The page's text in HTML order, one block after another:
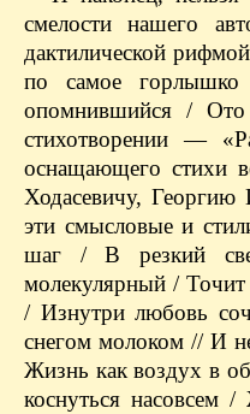
смелости нашего
дактилической
по самое
опомнившийся /
стихотворении —
осна­щающего стихи
Ходасевичу, Георгию
эти смысловые и
шаг / В резкий
молекулярный /
/ Изнутри любовь
снегом молоком // И
Жизнь как воздух в
коснуться